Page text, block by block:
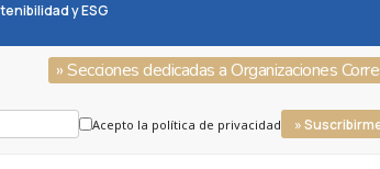
y ESG
» Secciones dedicadas a Organizaciones
Acepto la política de privacidad »